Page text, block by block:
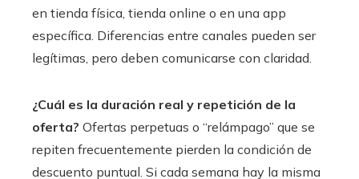
en tienda física, tienda online o en una app
específica. Diferencias entre canales pueden ser
legítimas, pero deben comunicarse con claridad.
¿Cuál es la duración real y repetición de la
oferta? Ofertas perpetuas o “relámpago” que se
repiten frecuentemente pierden la condición de
descuento puntual. Si cada semana hay la misma